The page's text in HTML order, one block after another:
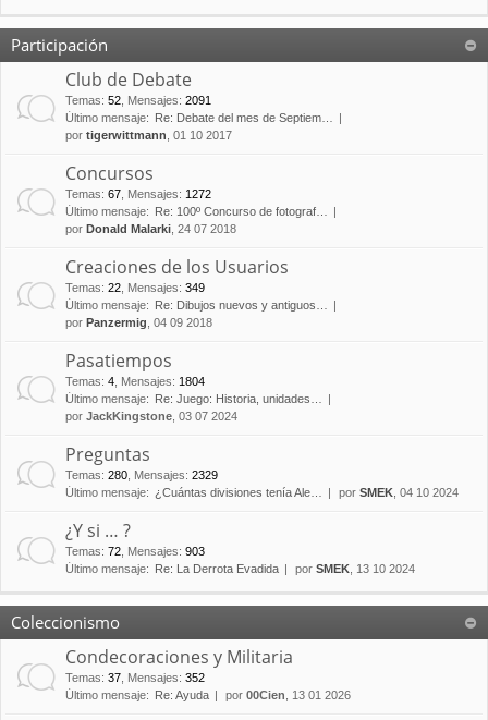
Participación
Club de Debate
Temas: 52 Mensajes: 2091
Último mensaje:
Re: Debate del mes de Septiem…
por tigerwittmann , 01 10 2017
Concursos
Temas: 67 Mensajes: 1272
Último mensaje:
Re: 100º Concurso de fotograf…
por Donald Malarki , 24 07 2018
Creaciones de los Usuarios
Temas: 22 Mensajes: 349
Último mensaje:
Re: Dibujos nuevos y antiguos…
por Panzermig , 04 09 2018
Pasatiempos
Temas: 4 Mensajes: 1804
Último mensaje:
Re: Juego: Historia, unidades…
por JackKingstone , 03 07 2024
Preguntas
Temas: 280 Mensajes: 2329
Último mensaje: ¿Cuántas divisiones tenía Ale… por SMEK , 04 10 2024
¿Y si … ?
Temas: 72 Mensajes: 903
Último mensaje:
Re: La Derrota Evadida por SMEK , 13 10 2024
Coleccionismo
Condecoraciones y Militaria
Temas: 37 Mensajes: 352
Último mensaje:
Re: Ayuda por 00Cien , 13 01 2026